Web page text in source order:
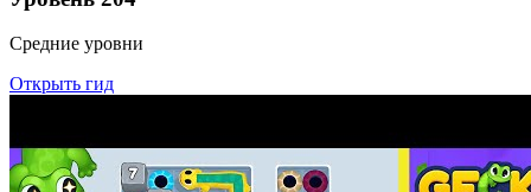
Средние уровни
Открыть гид